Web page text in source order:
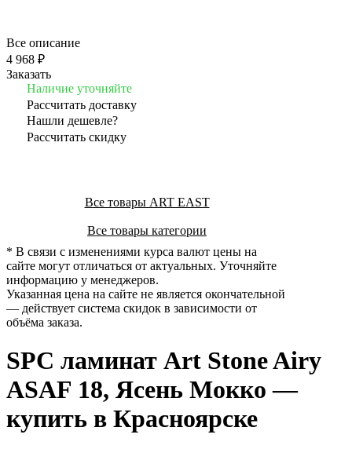
Все описание
4 968 ₽
Заказать
Наличие уточняйте
Рассчитать доставку
Нашли дешевле?
Рассчитать скидку
Все товары ART EAST
Все товары категории
* В связи с изменениями курса валют цены на
сайте могут отличаться от актуальных. Уточняйте
информацию у менеджеров.
Указанная цена на сайте не является окончательной
— действует система скидок в зависимости от
объёма заказа.
SPC ламинат Art Stone Airy
ASAF 18, Ясень Мокко —
купить в Красноярске